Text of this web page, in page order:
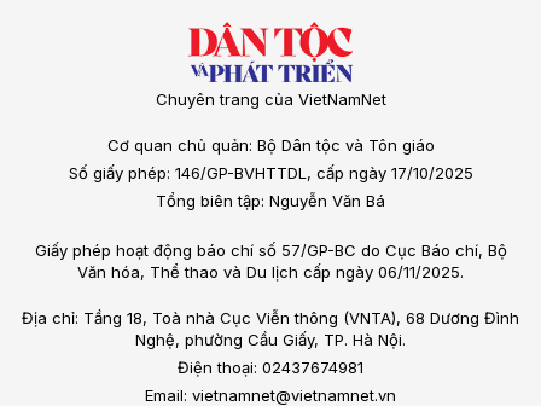
Chuyên trang của VietNamNet
Cơ quan chủ quản: Bộ Dân tộc và Tôn giáo
Số giấy phép: 146/GP-BVHTTDL, cấp ngày 17/10/2025
Tổng biên tập: Nguyễn Văn Bá
Giấy phép hoạt động báo chí số 57/GP-BC do Cục Báo chí, Bộ
Văn hóa, Thể thao và Du lịch cấp ngày 06/11/2025.
Địa chỉ: Tầng 18, Toà nhà Cục Viễn thông (VNTA), 68 Dương Đình
Nghệ, phường Cầu Giấy, TP. Hà Nội.
Điện thoại: 02437674981
Email: vietnamnet@vietnamnet.vn